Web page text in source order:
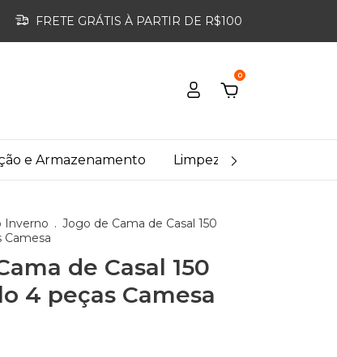
FRETE GRÁTIS À PARTIR DE R$100
0
e Armazenamento Limpeza Doméstica
Inverno . Jogo de Cama de Casal 150
Camesa
de Casal 150
4 peças Camesa